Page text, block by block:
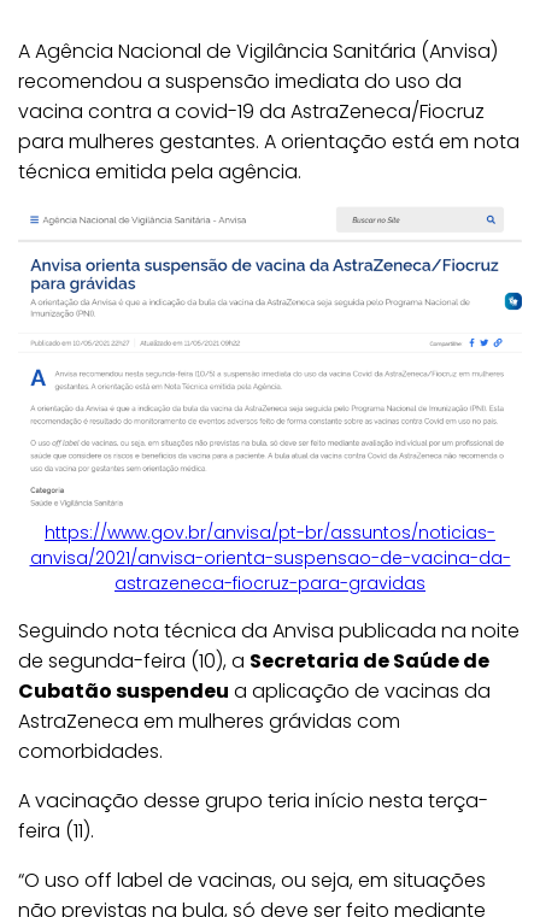
A Agência Nacional de Vigilância Sanitária (Anvisa)
recomendou a suspensão imediata do uso da
vacina contra a covid-19 da AstraZeneca/Fiocruz
para mulheres gestantes. A orientação está em nota
técnica emitida pela agência.
https://www.gov.br/anvisa/pt-br/assuntos/noticias-
anvisa/2021/anvisa-orienta-suspensao-de-vacina-da-
astrazeneca-fiocruz-para-gravidas
Seguindo nota técnica da Anvisa publicada na noite
de segunda-feira (10), a Secretaria de Saúde de
Cubatão suspendeu a aplicação de vacinas da
AstraZeneca em mulheres grávidas com
comorbidades.
A vacinação desse grupo teria início nesta terça-
feira (11).
“O uso off label de vacinas, ou seja, em situações
não previstas na bula, só deve ser feito mediante